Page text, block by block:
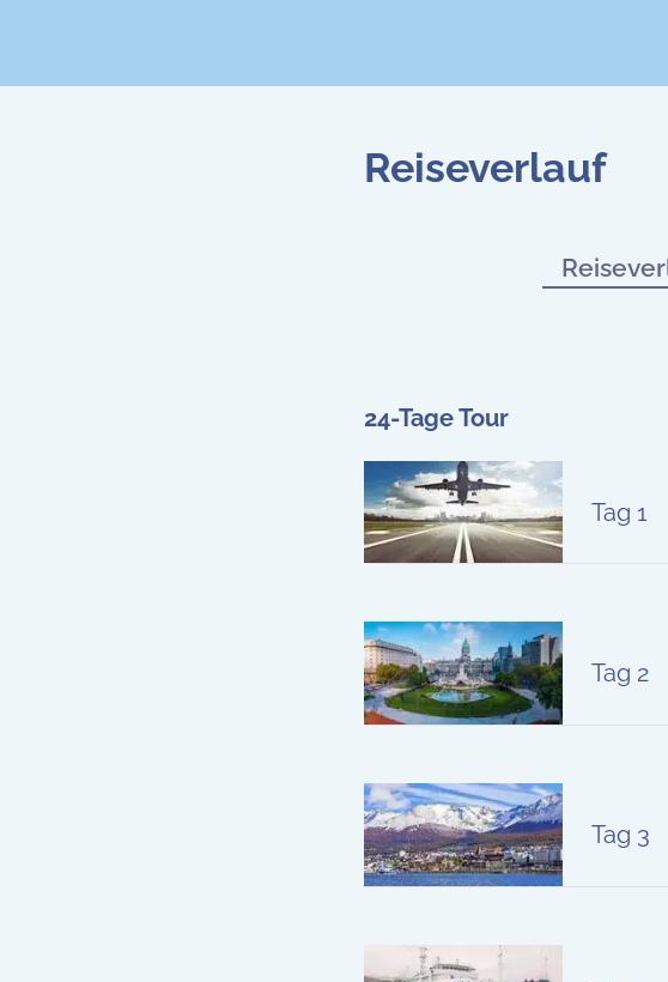
Reiseverlauf
24-Tage Tour
Tag 1
Tag 2
Tag 3